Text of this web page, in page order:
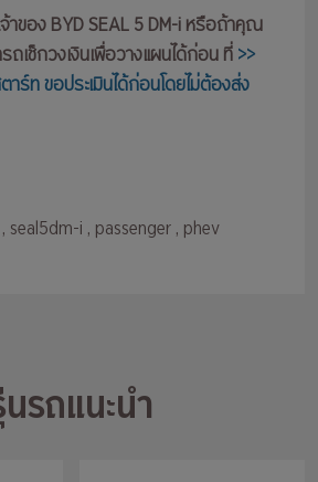
จ้าของ BYD SEAL 5 DM-i หรือถ้าคุณ
ถเช็กวงเงินเพื่อวางแผนได้ก่อน ที่>>
ร์ท ขอประเมินได้ก่อนโดยไม่ต้องส่ง
, seal5dm-i , passenger, phev
รถแนะนำ